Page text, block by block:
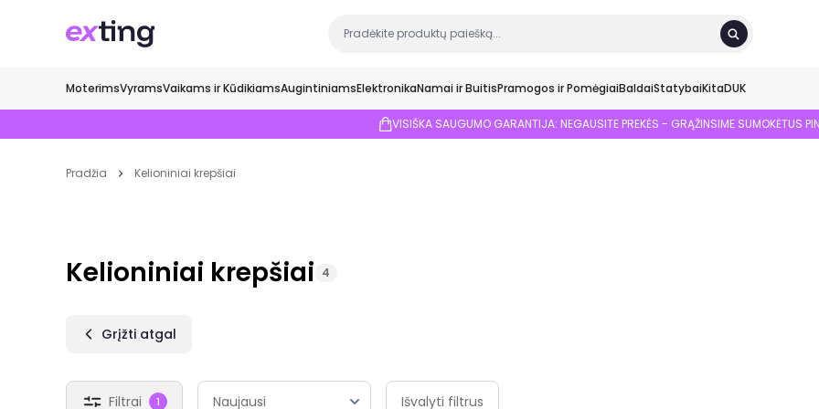
MoterimsVyramsVaikams ir KūdikiamsAugintiniamsElektronikaNamai ir BuitisPramogos ir PomėgiaiBaldaiStatybaiKitaDUK
VISIŠKA SAUGUMO GARANTIJA: NEGAUSITE PREKĖS - GRĄŽINSIME SUMOKĖTUS
Pradžia Kelioniniai krepšiai
Kelioniniai krepšiai 4
Grįžti atgal
Filtrai 1 Išvalyti filtrus